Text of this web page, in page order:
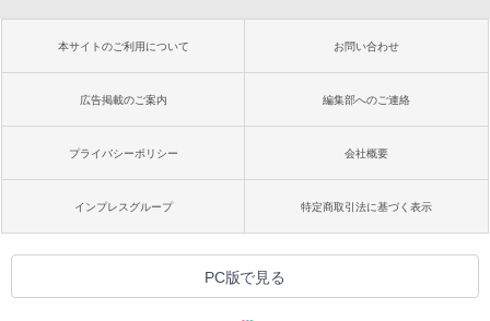
本サイトのご利用について お問い合わせ
広告掲載のご案内 編集部へのご連絡
プライバシーポリシー 会社概要
インプレスグループ 特定商取引法に基づく表示
PC版で見る